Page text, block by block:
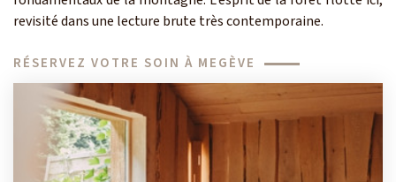
revisité dans une lecture brute très contemporaine.
RÉSERVEZ VOTRE SOIN À MEGÈVE